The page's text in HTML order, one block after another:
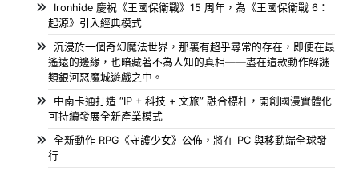
Ironhide 慶祝《王國保衛戰》15 周年，為《王國保衛戰 6：
起源》引入經典模式
沉浸於一個奇幻魔法世界，那裏有超乎尋常的存在，即便在最
遙遠的邊緣，也暗藏著不為人知的真相——盡在這款動作解謎
類銀河惡魔城遊戲之中。
中南卡通打造 “IP + 科技 + 文旅” 融合標杆，開創國漫實體化
可持續發展全新產業模式
全新動作 RPG《守護少女》公佈，將在 PC 與移動端全球發
行